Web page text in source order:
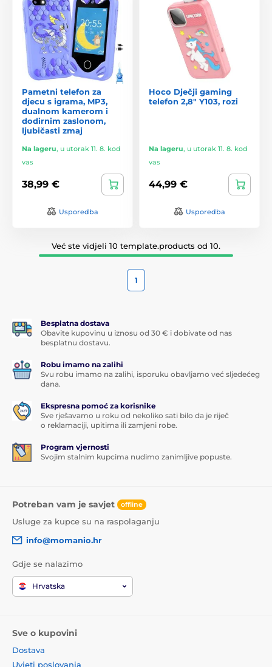
Pametni telefon za
djecu s igrama, MP3,
dualnom kamerom i
dodirnim zaslonom,
ljubičasti zmaj
Na lageru, u utorak 11. 8. kod
vas
38,99 €
Usporedba
Hoco Dječji gaming
telefon 2,8" Y103, rozi
Na lageru, u utorak 11. 8. kod
vas
44,99 €
Usporedba
Već ste vidjeli 10 template.products od 10.
1
Besplatna dostava
Obavite kupovinu u iznosu od 30 € i dobivate od nas
besplatnu dostavu.
Robu imamo na zalihi
Svu robu imamo na zalihi, isporuku obavljamo već sljedećeg
dana.
Ekspresna pomoć za korisnike
Sve rješavamo u roku od nekoliko sati bilo da je riječ
o reklamaciji, upitima ili zamjeni robe.
Program vjernosti
Svojim stalnim kupcima nudimo zanimljive popuste.
Potreban vam je savjet offline
Usluge za kupce su na raspolaganju
info@momanio.hr
Gdje se nalazimo
Hrvatska
Sve o kupovini
Dostava
Uvjeti poslovanja